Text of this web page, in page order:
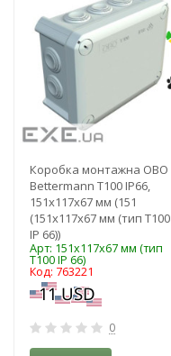
Коробка монтажна OBO
Bettermann Т100 IP66,
151x117x67 мм (151
(151x117x67 мм (тип Т100
IP 66))
Арт: 151x117x67 мм (тип
Т100 IP 66)
Код: 763221
0